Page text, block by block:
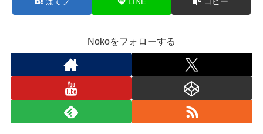
Nokoをフォローする